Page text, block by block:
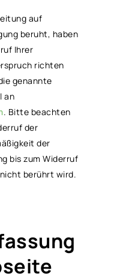
auf
beruht, haben
Ihrer
richten
genannte
an
. Bitte beachten
der
der
bis zum Widerruf
berührt wird.